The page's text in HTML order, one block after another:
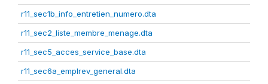
r11_sec1b_info_entretien_numero.dta
r11_sec2_liste_membre_menage.dta
r11_sec5_acces_service_base.dta
r11_sec6a_emplrev_general.dta